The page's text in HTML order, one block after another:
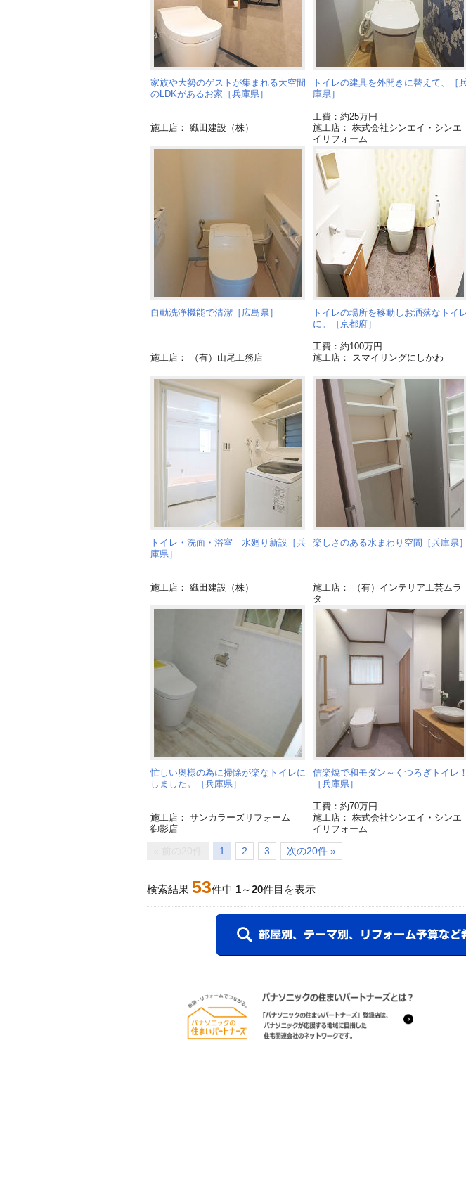
家族や大勢のゲストが集まれる大空間
のLDKがあるお家［兵庫県］
施工店： 織田建設（株）
トイレの建具を外開きに替えて、［
庫県］
工費：約25万円
施工店： 株式会社シンエイ・シンエ
イリフォーム
自動洗浄機能で清潔［広島県］
施工店： （有）山尾工務店
トイレの場所を移動しお洒落なトイ
に。［京都府］
工費：約100万円
施工店： スマイリングにしかわ
トイレ・洗面・浴室 水廻り新設［兵
庫県］
施工店： 織田建設（株）
楽しさのある水まわり空間［兵庫県］
施工店： （有）インテリア工芸ムラ
タ
忙しい奥様の為に掃除が楽なトイレに
しました。［兵庫県］
施工店： サンカラーズリフォーム
御影店
信楽焼で和モダン～くつろぎトイレ！
［兵庫県］
工費：約70万円
施工店： 株式会社シンエイ・シンエ
イリフォーム
1 2 3 次の20件 »
検索結果 53件中 1～20件目を表示